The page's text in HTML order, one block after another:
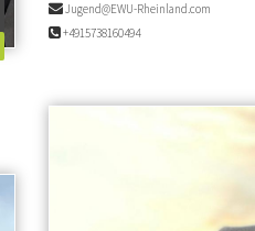
Jugend@EWU-Rheinland.com
+4915738160494